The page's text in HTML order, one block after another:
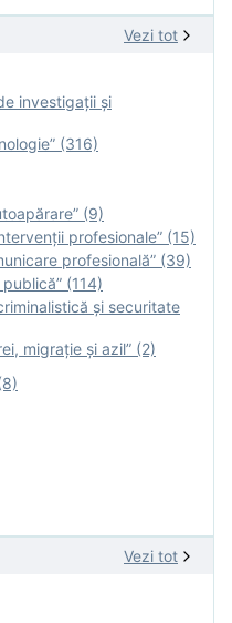
Vezi tot
investigaţii şi
(316)
(9)
profesionale” (15)
profesională” (39)
(114)
și securitate
migrație și azil” (2)
Vezi tot